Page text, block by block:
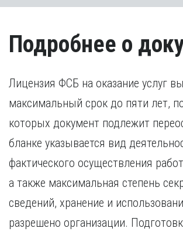
Подробнее о
Лицензия ФСБ на оказание услуг
максимальный срок до пяти лет,
которых документ подлежит
бланке указывается вид
фактического осуществления
а также максимальная степень
сведений, хранение и
разрешено организации.